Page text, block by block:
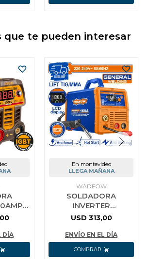
que te pueden interesar
IGBT
DÍA
En montevideo
LLEGA MAÑANA
WADFOW
SOLDADORA
INVERTER
MAG/MIG/MMA/TIG
LCD CON
ACCESORIOS
WADFOW
USD 313,00
ENVÍO EN EL DÍA